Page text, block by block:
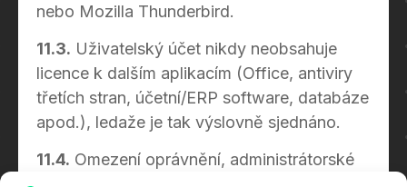
nebo Mozilla Thunderbird.
11.3. Uživatelský účet nikdy neobsahuje
licence k dalším aplikacím (Office, antiviry
třetích stran, účetní/ERP software, databáze
apod.), ledaže je tak výslovně sjednáno.
11.4. Omezení oprávnění, administrátorské